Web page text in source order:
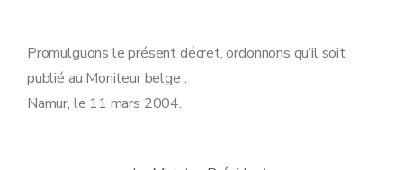
Promulguons le présent décret, ordonnons qu’il soit
publié au Moniteur belge .
Namur, le 11 mars 2004.